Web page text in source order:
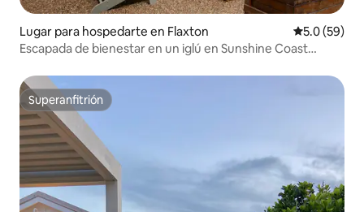
Lugar para hospedarte en Flaxton Calificación
5.0 (59)
Escapada de bienestar en un iglú en Sunshine Coast
Superanfitrión
Superanfitrión